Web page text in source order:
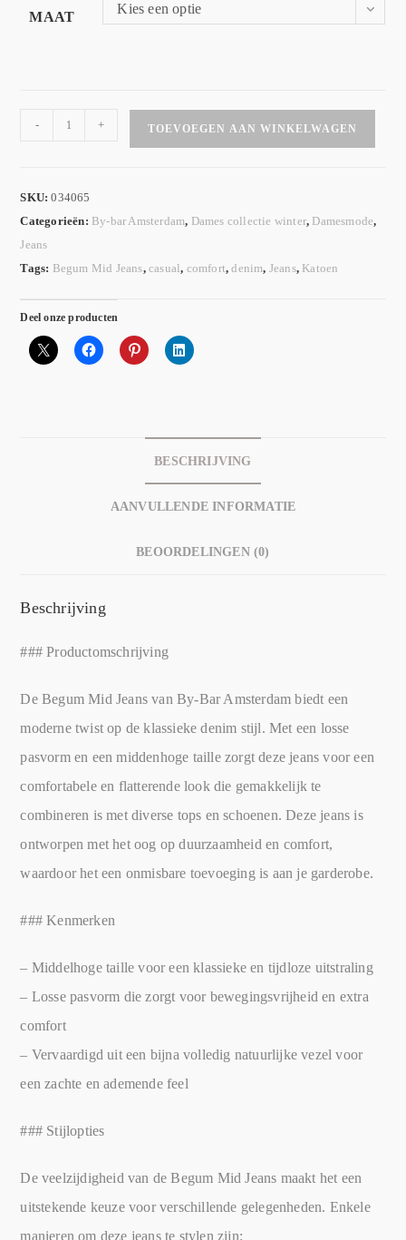
MAAT
Kies een optie
- + TOEVOEGEN AAN WINKELWAGEN
SKU:034065
Categorieën: By-bar Amsterdam, Dames collectie winter, Damesmode,
Jeans
Tags: Begum Mid Jeans,casual, comfort,denim, Jeans, Katoen
Deel onze producten
BESCHRIJVING
AANVULLENDE INFORMATIE
BEOORDELINGEN (0)
Beschrijving
### Productomschrijving
De Begum Mid Jeans van By-Bar Amsterdam biedt een
moderne twist op de klassieke denim stijl. Met een losse
pasvorm en een middenhoge taille zorgt deze jeans voor een
comfortabele en flatterende look die gemakkelijk te
combineren is met diverse tops en schoenen. Deze jeans is
ontworpen met het oog op duurzaamheid en comfort,
waardoor het een onmisbare toevoeging is aan je garderobe.
### Kenmerken
– Middelhoge taille voor een klassieke en tijdloze uitstraling
– Losse pasvorm die zorgt voor bewegingsvrijheid en extra
comfort
– Vervaardigd uit een bijna volledig natuurlijke vezel voor
een zachte en ademende feel
### Stijlopties
De veelzijdigheid van de Begum Mid Jeans maakt het een
uitstekende keuze voor verschillende gelegenheden. Enkele
manieren om deze jeans te stylen zijn: